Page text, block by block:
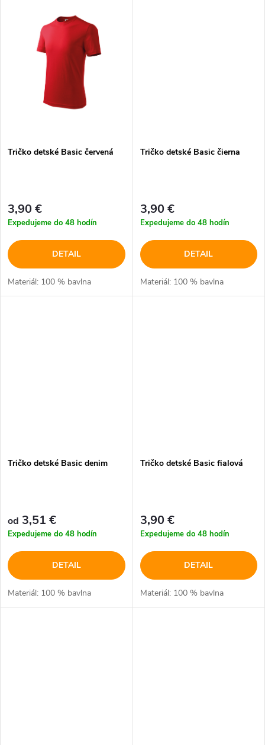
Tričko detské Basic červená
3,90 €
Expedujeme do 48 hodín
DETAIL
Materiál: 100 % bavlna
Tričko detské Basic čierna
3,90 €
Expedujeme do 48 hodín
DETAIL
Materiál: 100 % bavlna
Tričko detské Basic denim
od 3,51 €
Expedujeme do 48 hodín
DETAIL
Materiál: 100 % bavlna
Tričko detské Basic fialová
3,90 €
Expedujeme do 48 hodín
DETAIL
Materiál: 100 % bavlna